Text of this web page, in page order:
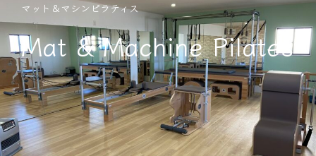
マット＆マシンピラティス
Mat & Machine Pilates